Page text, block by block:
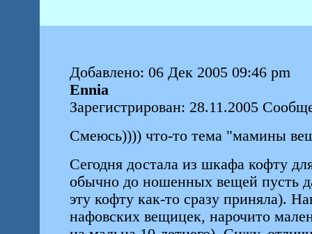
Добавлено: 06 Дек 2005 09:46 pm
Ennia
Зарегистрирован: 28.11.2005
Смеюсь)))) что-то тема "мамины
Сегодня достала из шкафа кофту
обычно до ношенных вещей пусть
эту кофту как-то сразу приняла).
нафовских вещицек, нарочито